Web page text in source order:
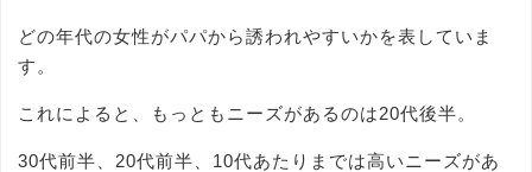
どの年代の女性がパパから誘われやすいかを表していま
す。
これによると、もっともニーズがあるのは20代後半。
30代前半、20代前半、10代あたりまでは高いニーズがあ